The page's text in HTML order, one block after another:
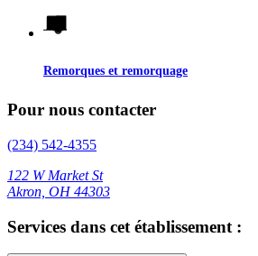
Remorques et remorquage
Pour nous contacter
(234) 542-4355
122 W Market St
Akron, OH 44303
Services dans cet établissement :